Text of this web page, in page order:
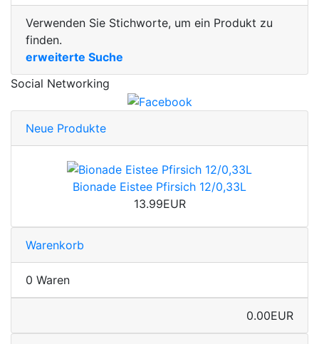
Verwenden Sie Stichworte, um ein Produkt zu
finden.
erweiterte Suche
Social Networking
Neue Produkte
Bionade Eistee Pfirsich 12/0,33L
13.99EUR
Warenkorb
0 Waren
0.00EUR